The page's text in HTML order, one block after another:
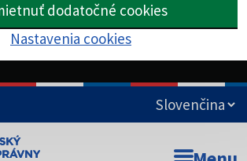
dodatočné cookies
Nastavenia cookies
oficiálna